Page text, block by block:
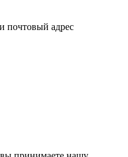
почтовый адрес